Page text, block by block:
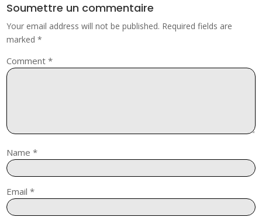
Soumettre un commentaire
Your email address will not be published. Required fields are
marked*
Comment*
Name*
Email*